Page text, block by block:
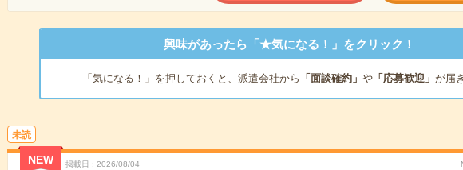
興味があったら「★気になる！」をクリック！
「気になる！」を押しておくと、派遣会社から 「面談確約」 や「応募歓迎」 が届
未読
NEW 掲載日 2026/08/04